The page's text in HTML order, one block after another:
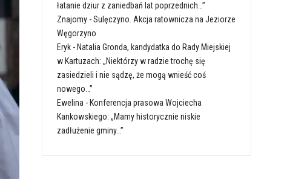
łatanie dziur z zaniedbań lat poprzednich…”
Znajomy -Sulęczyno. Akcja ratownicza na Jeziorze
Węgorzyno
Eryk - Natalia Gronda, kandydatka do Rady Miejskiej
w Kartuzach: „Niektórzy w radzie trochę się
zasiedzieli i nie sądzę, że mogą wnieść coś
nowego…”
Ewelina - Konferencja prasowa Wojciecha
Kankowskiego: „Mamy historycznie niskie
zadłużenie gminy…”